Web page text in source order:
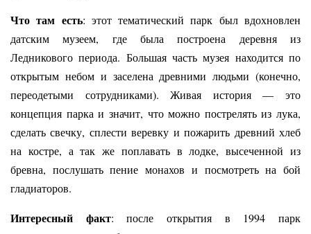
Что там есть: этот тематический парк был вдохновлен
датским музеем, где была построена деревня из
Ледникового периода. Большая часть музея находится по
открытым небом и заселена древними людьми (конечно,
переодетыми сотрудниками). Живая история — это
концепция парка и значит, что можно пострелять из лука,
сделать свечку, сплести веревку и пожарить древний хлеб
на костре, а так же поплавать в лодке, высеченной из
бревна, послушать пение монахов и посмотреть на бой
гладиаторов.
Интересный факт: после открытия в 1994 парк